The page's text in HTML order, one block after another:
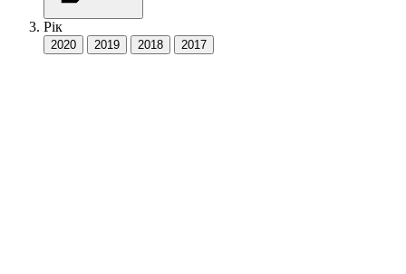
Рік
2020 2019 2018 2017